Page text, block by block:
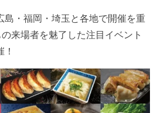
島・福岡・埼玉と各地で開催を重
来場者を魅了した注目イベント